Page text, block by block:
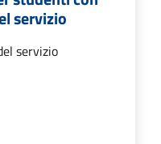
servizio
servizio